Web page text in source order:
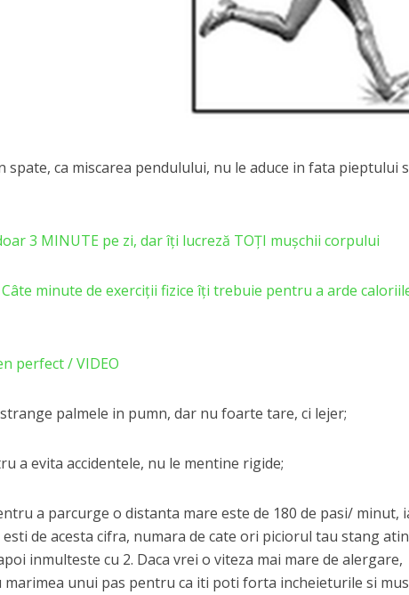
spate, ca miscarea pendulului, nu le aduce in fata pieptului
3 MINUTE pe zi, dar îți lucreză TOȚI mușchii corpului
minute de exerciții fizice îți trebuie pentru a arde
perfect / VIDEO
palmele in pumn, dar nu foarte tare, ci lejer;
a evita accidentele, nu le mentine rigide;
a parcurge o distanta mare este de 180 de pasi/ minut,
de acesta cifra, numara de cate ori piciorul tau stang
inmulteste cu 2. Daca vrei o viteza mai mare de alergare,
unui pas pentru ca iti poti forta incheieturile si